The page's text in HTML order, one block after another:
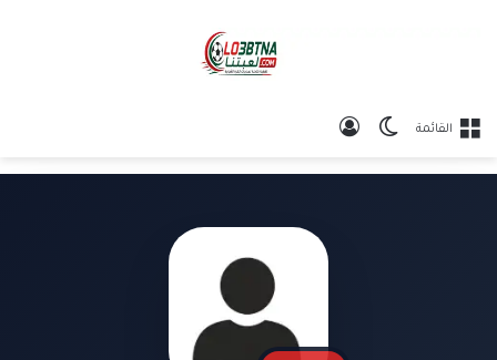
القائمة الوضع المظلم